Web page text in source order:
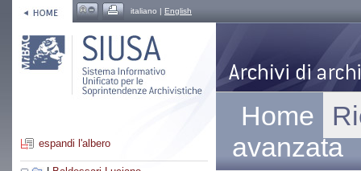
italiano | English
espandi l'albero
Home
avanzata